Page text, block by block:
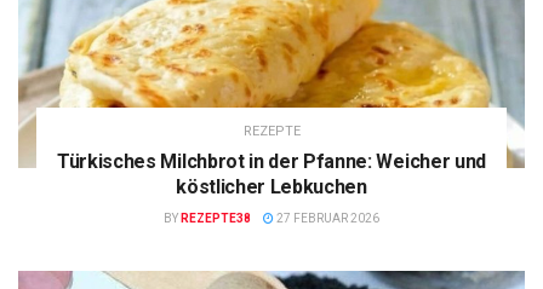
REZEPTE
Türkisches Milchbrot in der Pfanne: Weicher und
köstlicher Lebkuchen
BY REZEPTE38 27 FEBRUAR 2026